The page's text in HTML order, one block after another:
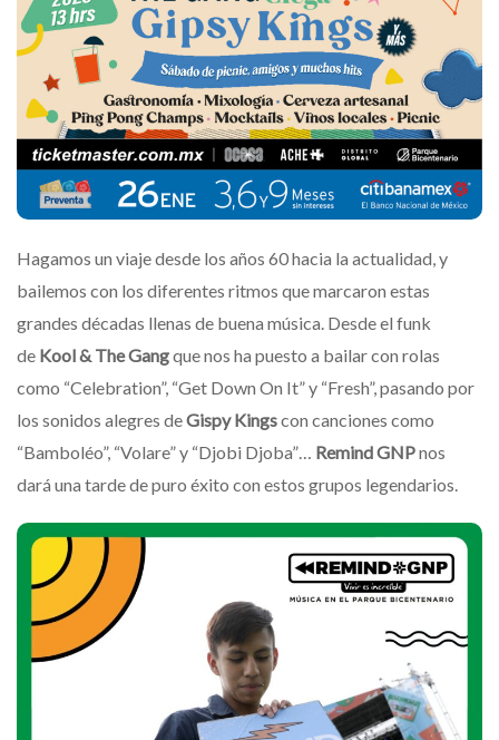
Hagamos un viaje desde los años 60 hacia la actualidad, y
bailemos con los diferentes ritmos que marcaron estas
grandes décadas llenas de buena música. Desde el funk
de Kool & The Gangque nos ha puesto a bailar con rolas
como “Celebration”, “Get Down On It” y “Fresh”, pasando por
los sonidos alegres deGispy Kingscon canciones como
“Bamboléo”, “Volare” y “Djobi Djoba”… Remind GNPnos
dará una tarde de puro éxito con estos grupos legendarios.